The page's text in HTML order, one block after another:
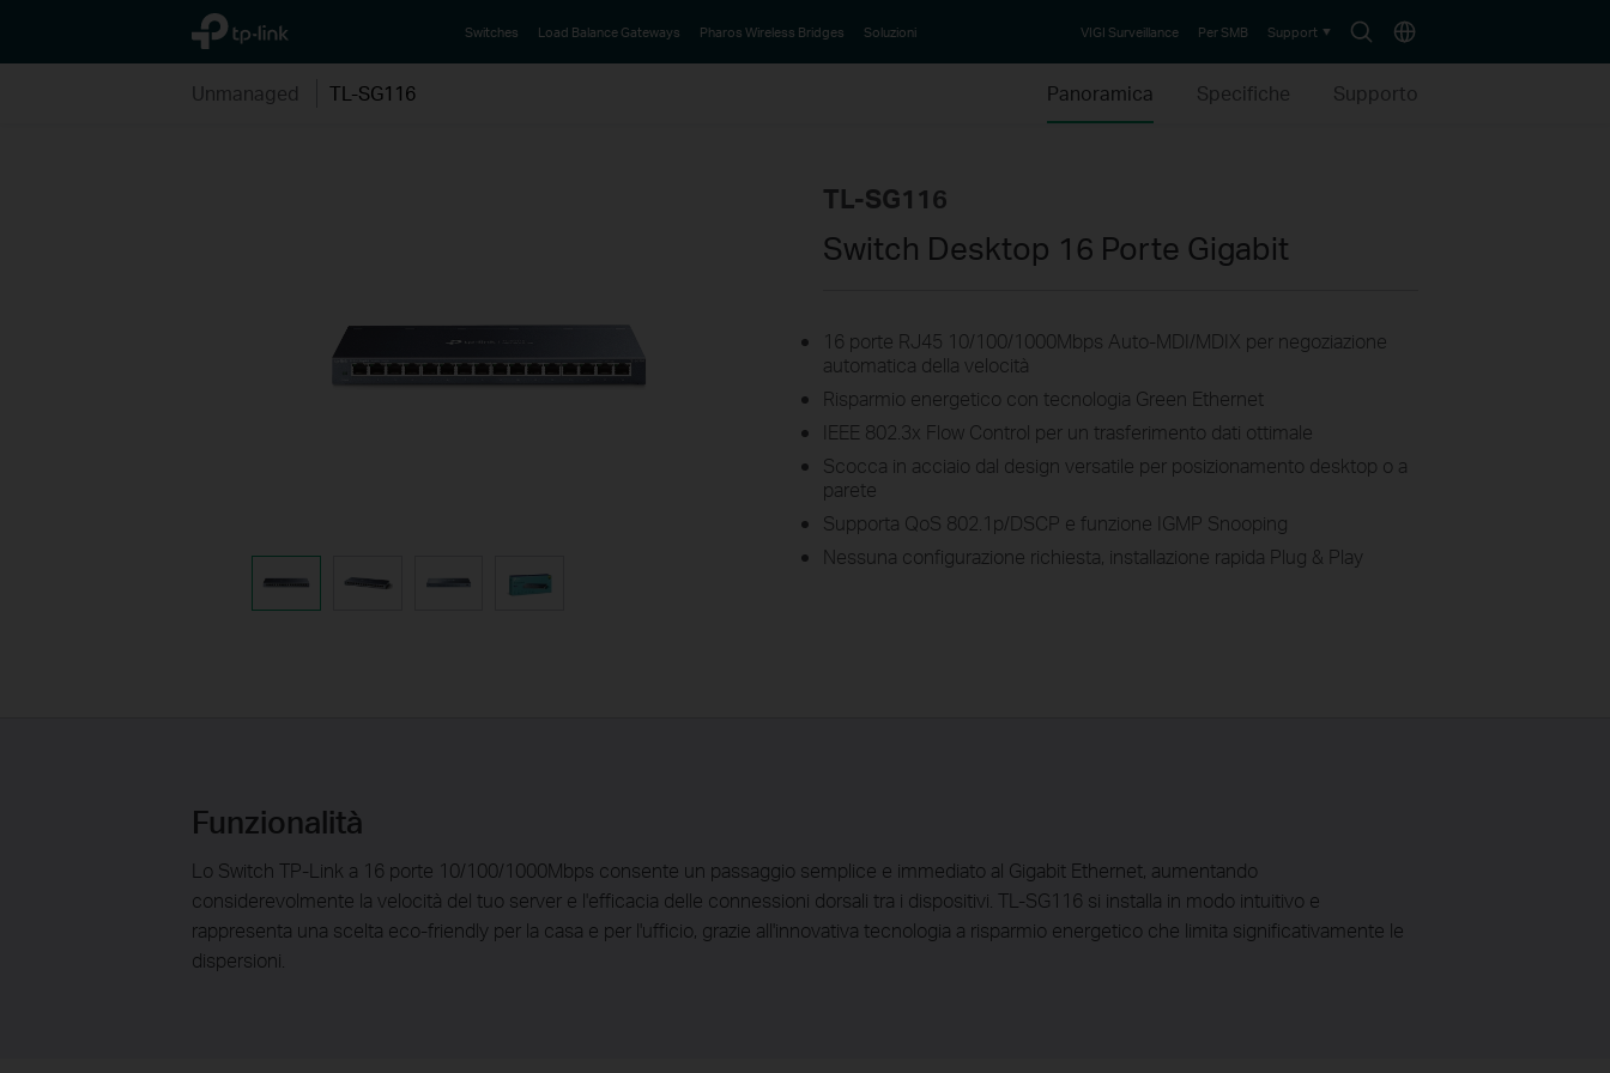
TP-Link, Reliably Smart
SearchChoose
Switches Load Balance Gateways Pharos Wireless Bridges Soluzioni VIGI Surveillance Per SMB Support
Unmanaged TL-SG116 Panoramica Specifiche Supporto
TL-SG116
Switch Desktop 16 Porte Gigabit
16 porte RJ45 10/100/1000Mbps Auto-MDI/MDIX per negoziazione
automatica della velocità
Risparmio energetico con tecnologia Green Ethernet
IEEE 802.3x Flow Control per un trasferimento dati ottimale
Scocca in acciaio dal design versatile per posizionamento desktop o a
parete
Supporta QoS 802.1p/DSCP e funzione IGMP Snooping
Nessuna configurazione richiesta, installazione rapida Plug & Play
Funzionalità
Lo Switch TP-Link a 16 porte 10/100/1000Mbps consente un passaggio semplice e immediato al Gigabit Ethernet, aumentando
considerevolmente la velocità del tuo server e l'efficacia delle connessioni dorsali tra i dispositivi. TL-SG116 si installa in modo intuitivo e
rappresenta una scelta eco-friendly per la casa e per l'ufficio, grazie all'innovativa tecnologia a risparmio energetico che limita significativamente le
dispersioni.